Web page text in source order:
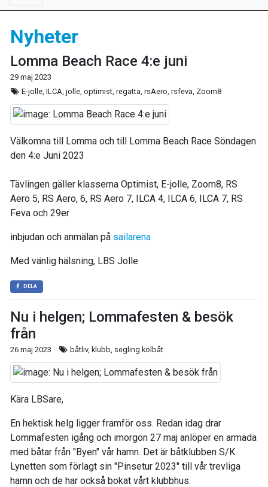
Nyheter
Lomma Beach Race 4:e juni
29 maj 2023
E-jolle, ILCA, jolle, optimist, regatta, rsAero, rsfeva, Zoom8
Välkomna till Lomma och till Lomma Beach Race Söndagen
den 4:e Juni 2023
Tävlingen gäller klasserna Optimist, E-jolle, Zoom8, RS
Aero 5, RS Aero, 6, RS Aero 7, ILCA 4, ILCA 6, ILCA 7, RS
Feva och 29er
inbjudan och anmälan på sailarena
Med vänlig hälsning, LBS Jolle
DELA
Nu i helgen; Lommafesten & besök
från
26 maj 2023 båtliv, klubb, segling kölbåt
Kära LBSare,
En hektisk helg ligger framför oss. Redan idag drar
Lommafesten igång och imorgon 27 maj anlöper en armada
med båtar från "Byen" vår hamn. Det är båtklubben S/K
Lynetten som förlagt sin "Pinsetur 2023" till vår trevliga
hamn och de har också bokat vårt klubbhus.